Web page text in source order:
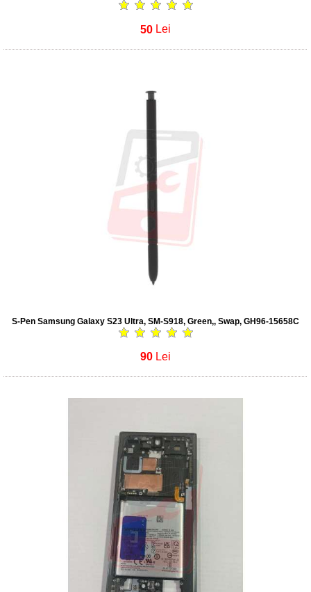
50 Lei
S-Pen Samsung Galaxy S23 Ultra, SM-S918, Green,, Swap, GH96-15658C
90 Lei